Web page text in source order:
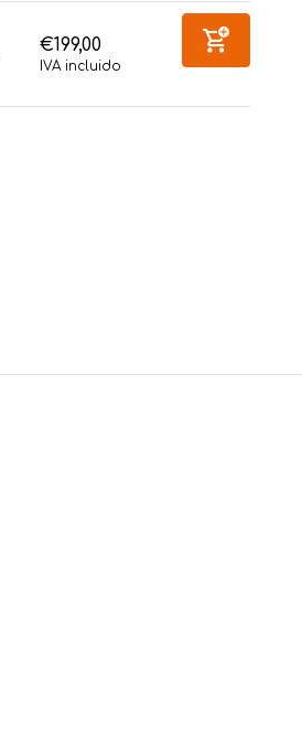
€199,00
IVA incluido